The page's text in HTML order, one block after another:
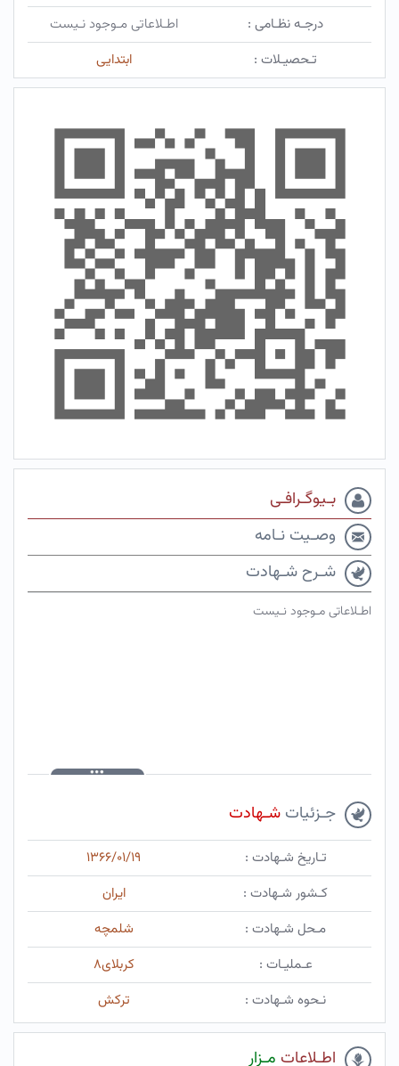
درجـه نظـامی :
اطـلاعاتی مـوجود نـیست
تـحصیـلات :
ابتدایی
بـیوگـرافـی
وصـیت نـامه
شـرح شـهادت
اطـلاعاتی مـوجود نـیست
جـزئیات شـهادت
تـاریخ شـهادت :
۱۳۶۶/۰۱/۱۹
کـشور شـهادت :
ایران
مـحل شـهادت :
شلمچه
عـملیـات :
کربلای۸
نـحوه شـهادت :
ترکش
اطـلاعات مـزار